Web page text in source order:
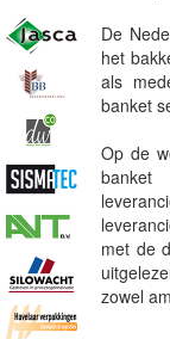
De
het
als
banket
Op de
banket
met de
zowel